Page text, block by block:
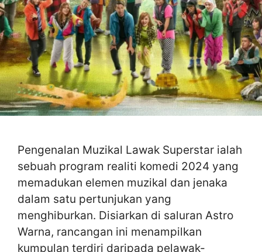
Pengenalan Muzikal Lawak Superstar ialah
sebuah program realiti komedi 2024 yang
memadukan elemen muzikal dan jenaka
dalam satu pertunjukan yang
menghiburkan. Disiarkan di saluran Astro
Warna, rancangan ini menampilkan
kumpulan terdiri daripada pelawak-